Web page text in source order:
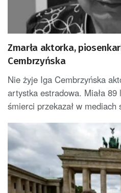
Zmarła aktorka,
Cembrzyńska
Nie żyje Iga Cembrzyńska
artystka estradowa. Miała
śmierci przekazał w mediach